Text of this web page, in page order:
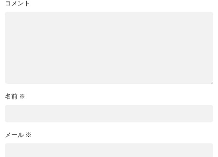
コメント
名前 ※
メール ※